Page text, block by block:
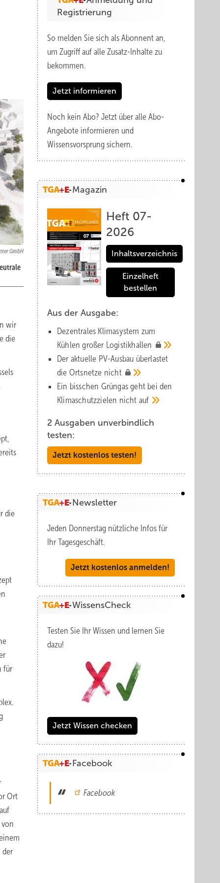
GmbH
wir
die
die
für
Ort
der
Registrierung
So melden Sie sich als Abonnent an,
um Zugriff auf alle Zusatz-Inhalte zu
bekommen.
Jetzt informieren
Noch kein Abo? Jetzt über alle Abo-
Angebote informieren und
Wissensvorsprung sichern.
Magazin
Heft 07-
2026
Inhaltsverzeichnis
Einzelheft
bestellen
Aus der Ausgabe:
Dezentrales Klimasystem zum
Kühlen großer Logistik­hallen
Der aktuelle PV-Ausbau über­lastet
die Orts­netze nicht
Ein bisschen Grüngas geht bei den
Klima­schutz­zielen nicht auf
2 Ausgaben unverbindlich
testen:
Jetzt kostenlos testen!
Newsletter
Jeden Donnerstag nützliche Infos für
Ihr Tagesgeschäft.
Jetzt kostenlos anmelden!
WissensCheck
Testen Sie Ihr Wissen und lernen Sie
dazu!
Jetzt Wissen checken
Facebook
Facebook